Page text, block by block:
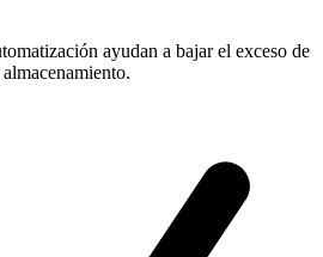
ayudan a bajar el exceso de